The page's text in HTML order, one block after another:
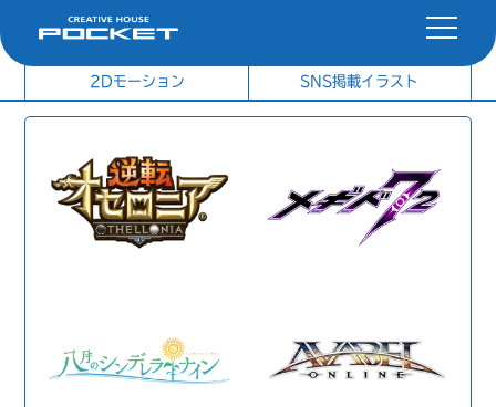
社内制作イラスト
2Dモーション SNS掲載イラスト